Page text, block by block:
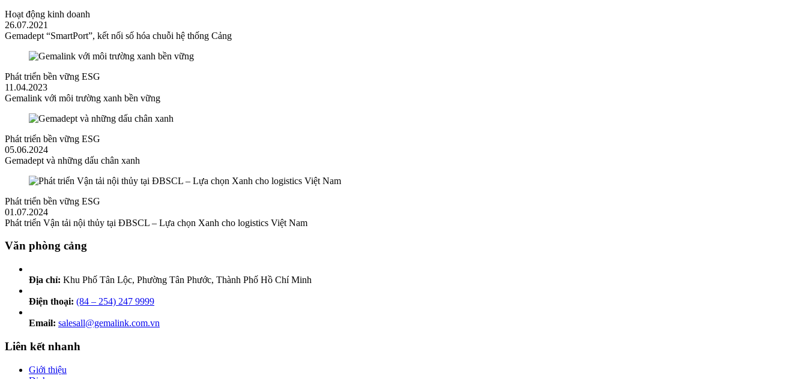
Hoạt động kinh doanh
26.07.2021
Gemadept “SmartPort”, kết nối số hóa chuỗi hệ thống Cảng
Phát triển bền vững ESG
11.04.2023
Gemalink với môi trường xanh bền vững
Phát triển bền vững ESG
05.06.2024
Gemadept và những dấu chân xanh
Phát triển bền vững ESG
01.07.2024
Phát triển Vận tải nội thủy tại ĐBSCL – Lựa chọn Xanh cho logistics Việt Nam
Văn phòng cảng
Địa chỉ: Khu Phố Tân Lộc, Phường Tân Phước, Thành Phố Hồ Chí Minh
Điện thoại: (84 – 254) 247 9999
Email: salesall@gemalink.com.vn
Liên kết nhanh
Giới thiệu